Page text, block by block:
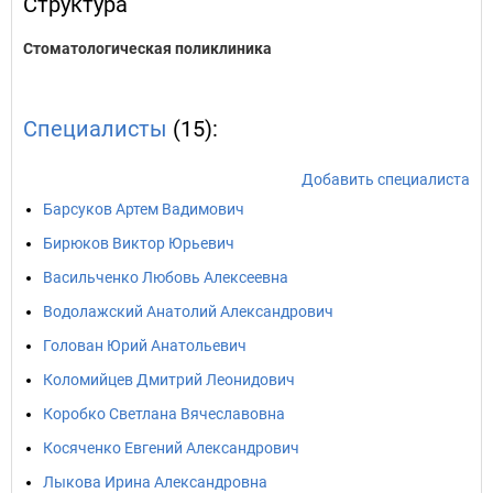
Стоматологическая поликлиника
Специалисты (15):
Добавить специалиста
Барсуков Артем Вадимович
Бирюков Виктор Юрьевич
Васильченко Любовь Алексеевна
Водолажский Анатолий Александрович
Голован Юрий Анатольевич
Коломийцев Дмитрий Леонидович
Коробко Светлана Вячеславовна
Косяченко Евгений Александрович
Лыкова Ирина Александровна